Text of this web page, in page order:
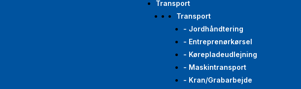
Transport
Transport
- Jordhåndtering
- Entreprenørkørsel
- Kørepladeudlejning
- Maskintransport
- Kran/Grabarbejde